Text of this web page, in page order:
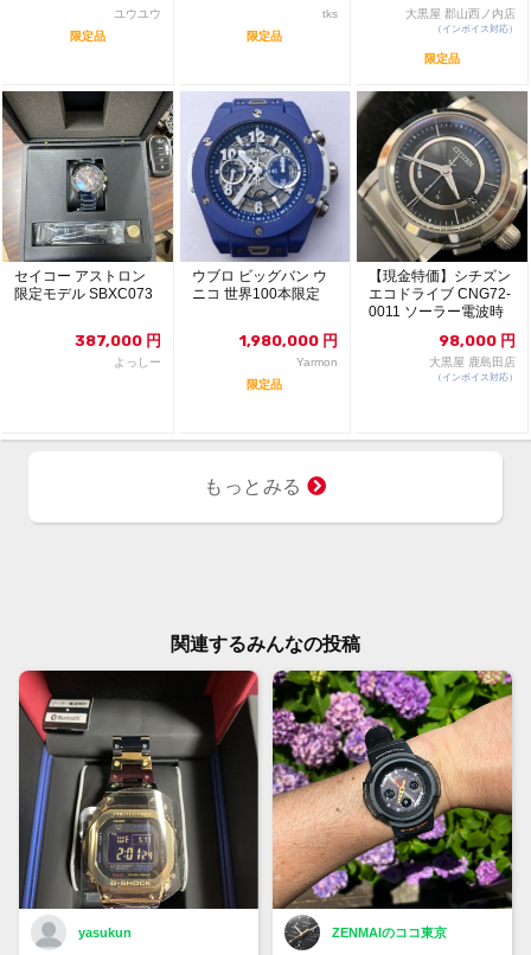
ユウユウ
限定品
tks
限定品
大黒屋 郡山西ノ内店
（インボイス対応）
限定品
セイコー アストロン
限定モデル SBXC073
387,000 円
よっしー
ウブロ ビッグバン ウ
ニコ 世界100本限定
1,980,000 円
Yarmon
限定品
【現金特価】シチズン
エコドライブ CNG72-
0011 ソーラー電波時
98,000 円
大黒屋 鹿島田店
（インボイス対応）
もっとみる
関連するみんなの投稿
yasukun ZENMAIのココ東京